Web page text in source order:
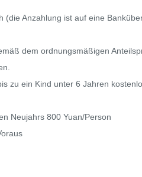
Anzahlung ist auf eine
dem ordnungsmäßigen
zu ein Kind unter 6 Jahren
Neujahrs 800 Yuan/Person